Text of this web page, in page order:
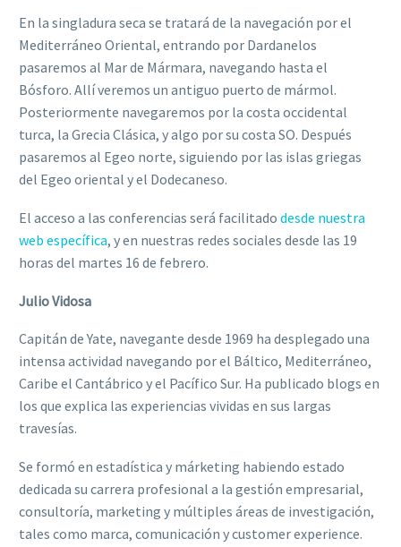
En la singladura seca se tratará de la navegación por el
Mediterráneo Oriental, entrando por Dardanelos
pasaremos al Mar de Mármara, navegando hasta el
Bósforo. Allí veremos un antiguo puerto de mármol.
Posteriormente navegaremos por la costa occidental
turca, la Grecia Clásica, y algo por su costa SO. Después
pasaremos al Egeo norte, siguiendo por las islas griegas
del Egeo oriental y el Dodecaneso.
El acceso a las conferencias será facilitado desde nuestra
web específica, y en nuestras redes sociales desde las 19
horas del martes 16 de febrero.
Julio Vidosa
Capitán de Yate, navegante desde 1969 ha desplegado una
intensa actividad navegando por el Báltico, Mediterráneo,
Caribe el Cantábrico y el Pacífico Sur. Ha publicado blogs en
los que explica las experiencias vividas en sus largas
travesías.
Se formó en estadística y márketing habiendo estado
dedicada su carrera profesional a la gestión empresarial,
consultoría, marketing y múltiples áreas de investigación,
tales como marca, comunicación y customer experience.